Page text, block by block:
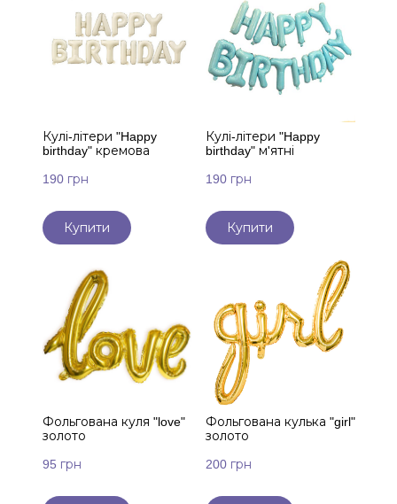
Кулі-літери "Happy
birthday" кремова
190 грн
Купити
Кулі-літери "Happy
birthday" м'ятні
190 грн
Купити
Фольгована куля "love"
золото
95 грн
Фольгована кулька "girl"
золото
200 грн